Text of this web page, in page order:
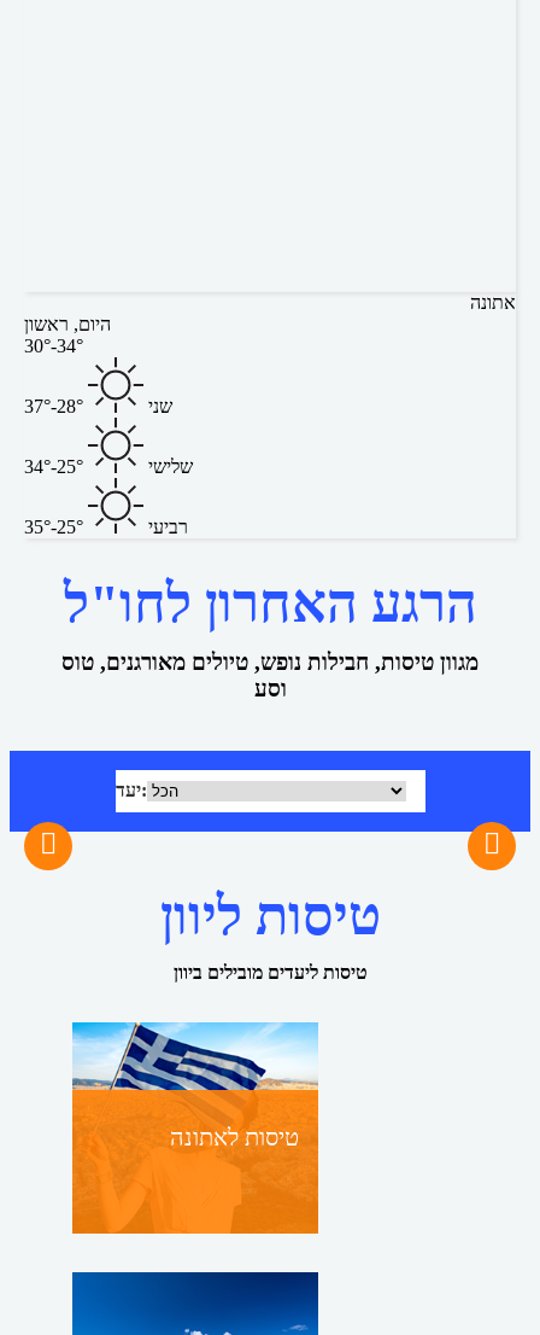
אתונה
היום, ראשון
30°-34°
שני 28°-37°
שלישי 25°-34°
רביעי 25°-35°
הרגע האחרון לחו"ל
מגוון טיסות, חבילות נופש, טיולים מאורגנים, טוס
וסע
יעד
טיסות ליוון
טיסות ליעדים מובילים ביוון
טיסות לאתונה